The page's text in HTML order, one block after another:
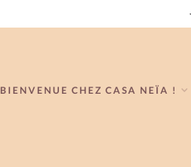
BIENVENUE CHEZ CASA NEÏA !